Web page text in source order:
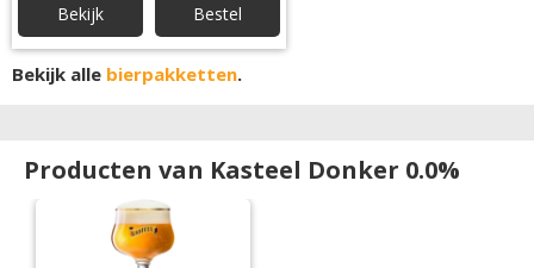
Bekijk Bestel
Bekijk alle bierpakketten.
Producten van Kasteel Donker 0.0%